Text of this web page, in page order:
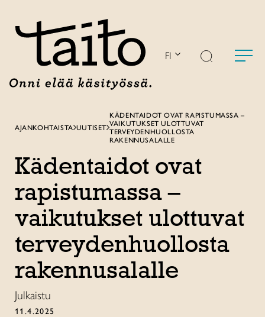
FI
AJANKOHTAISTA UUTISET
KÄDENTAIDOT OVAT RAPISTUMASSA –
VAIKUTUKSET ULOTTUVAT
TERVEYDENHUOLLOSTA
RAKENNUSALALLE
Kädentaidot ovat
rapistumassa –
vaikutukset ulottuvat
terveydenhuollosta
rakennusalalle
Julkaistu
11.4.2025